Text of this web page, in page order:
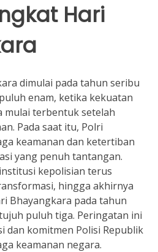
Hari
dimulai pada tahun seribu
enam, ketika kekuatan
mulai terbentuk setelah
Pada saat itu, Polri
keamanan dan ketertiban
yang penuh tantangan.
kepolisian terus
hingga akhirnya
Bhayangkara pada tahun
puluh tiga. Peringatan ini
dan komitmen Polisi Republik
keamanan negara.